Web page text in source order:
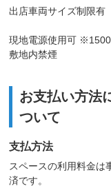
出店車両サイズ制限有
現地電源使用可
敷地内禁煙
お支払い方法
ついて
支払方法
スペースの利用料金は
済です。